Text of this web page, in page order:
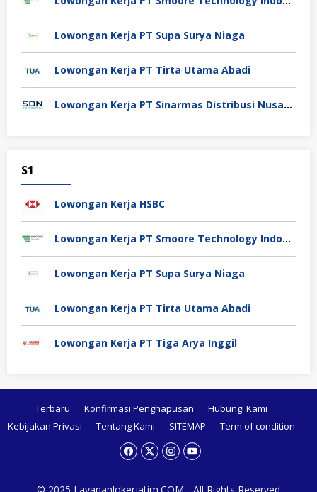
Lowongan Kerja PT Supa Surya Niaga
Lowongan Kerja PT Tirta Utama Abadi
Lowongan Kerja PT Sinarmas Distribusi Nusantara
S1
Lowongan Kerja HSBC
Lowongan Kerja PT Smoore Technology Indonesia
Lowongan Kerja PT Supa Surya Niaga
Lowongan Kerja PT Tirta Utama Abadi
Lowongan Kerja PT Tiga Arya Inggil
Terbaru Konfirmasi Penghapusan
Hubungi Kami
Kebijakan Privasi
Tentang Kami SITEMAP Term of condition